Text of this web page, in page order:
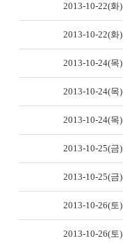
2013-10-22(화)
2013-10-22(화)
2013-10-24(목)
2013-10-24(목)
2013-10-24(목)
2013-10-25(금)
2013-10-25(금)
2013-10-26(토)
2013-10-26(토)